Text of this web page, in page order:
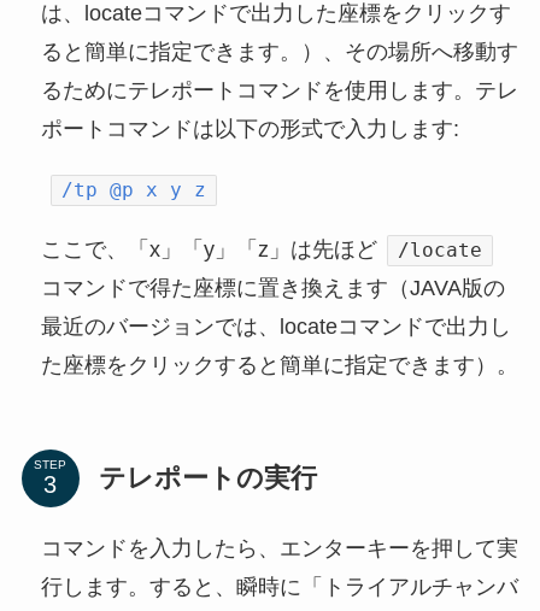
は、locateコマンドで出力した座標をクリックす
ると簡単に指定できます。）、その場所へ移動す
るためにテレポートコマンドを使用します。テレ
ポートコマンドは以下の形式で入力します:
/tp @p x y z
ここで、「x」「y」「z」は先ほど /locate
コマンドで得た座標に置き換えます（JAVA版の
最近のバージョンでは、locateコマンドで出力し
た座標をクリックすると簡単に指定できます）。
STEP テレポートの実行
コマンドを入力したら、エンターキーを押して実
行します。すると、瞬時に「トライアルチャンバ